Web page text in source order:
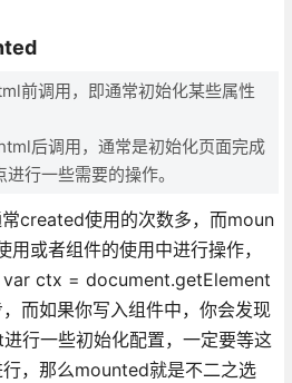
前调用，即通常初始化某些属性
后调用，通常是初始化页面完成
行一些需要的操作。
created使用的次数多，而moun
或者组件的使用中进行操作，
var ctx = document.getElement
而如果你写入组件中，你会发现
行一些初始化配置，一定要等这
，那么mounted就是不二之选